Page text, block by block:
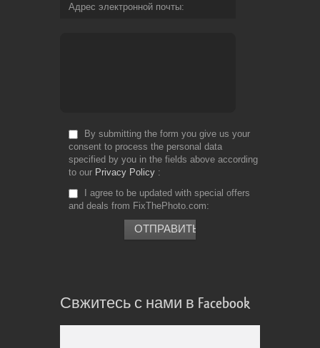
Адрес электронной почты
By submitting the form you give us your
consent to process the personal data
specified by you in the fields above according
to our Privacy Policy
I agree to be updated with special offers
and deals from FixThePhoto.com
Свжитесь с нами в Facebook